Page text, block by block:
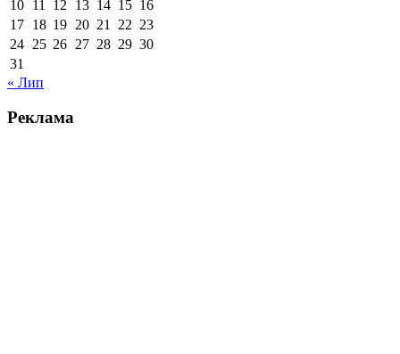
10 11 12 13 14 15 16
17 18 19 20 21 22 23
24 25 26 27 28 29 30
31
« Лип
Реклама